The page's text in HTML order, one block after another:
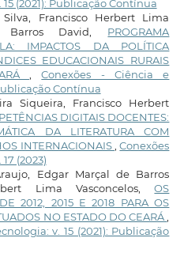
(2021): Publicação Contínua
Francisco Herbert Lima
Barros David, PROGRAMA
IMPACTOS DA POLÍTICA
EDUCACIONAIS RURAIS
,Conexões - Ciência e
Contínua
Siqueira, Francisco Herbert
DIGITAIS DOCENTES:
DA LITERATURA COM
INTERNACIONAIS,Conexões
(2023)
Edgar Marçal de Barros
Lima Vasconcelos,OS
2012, 2015 E 2018 PARA OS
NO ESTADO DO CEARÁ,
v. 15 (2021): Publicação